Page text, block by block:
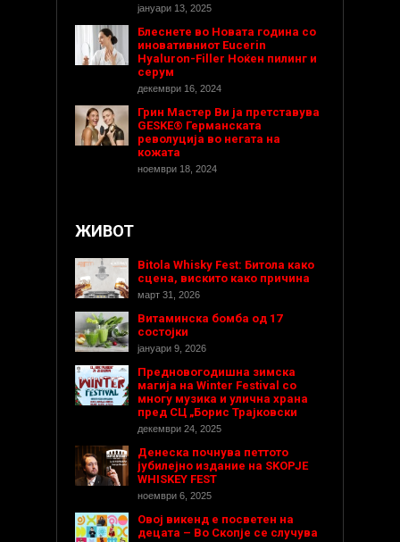
јануари 13, 2025
Блеснете во Новата година со
иновативниот Eucerin
Hyaluron-Filler Ноќен пилинг и
серум
декември 16, 2024
Грин Мастер Ви ја претставува
GESKE® Германската
револуција во негата на
кожата
ноември 18, 2024
ЖИВОТ
Bitola Whisky Fest: Битола како
сцена, вискито како причина
март 31, 2026
Витаминска бомба од 17
состојки
јануари 9, 2026
Предновогодишнa зимска
магија на Winter Festival со
многу музика и улична храна
пред СЦ „Борис Трајковски
декември 24, 2025
Денеска почнува петтото
јубилејно издание на SKOPJE
WHISKEY FEST
ноември 6, 2025
Овој викенд е посветен на
децата – Во Скопје се случува